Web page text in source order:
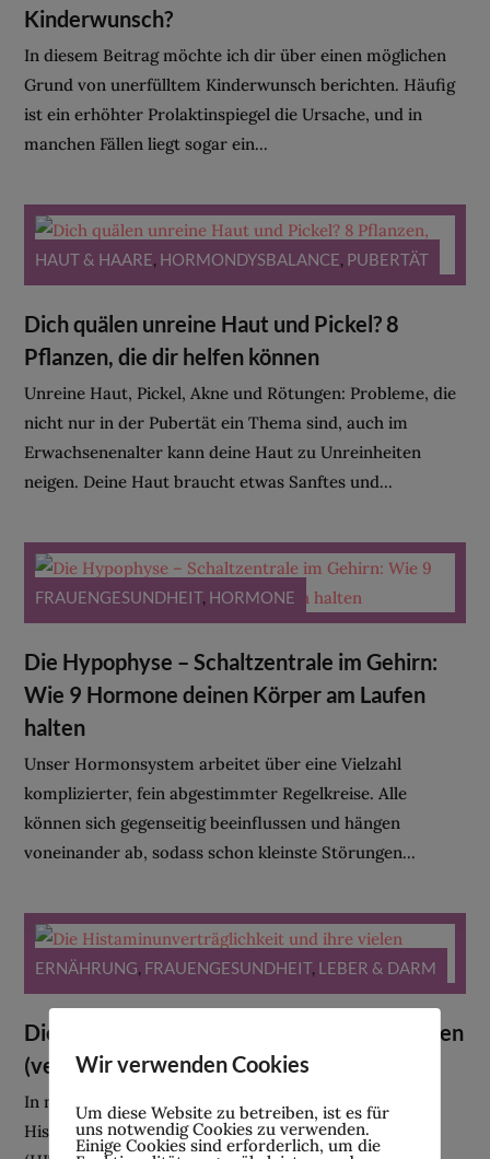
Kinderwunsch?
In diesem Beitrag möchte ich dir über einen möglichen
Grund von unerfülltem Kinderwunsch berichten. Häufig
ist ein erhöhter Prolaktinspiegel die Ursache, und in
manchen Fällen liegt sogar ein...
HAUT & HAARE HORMONDYSBALANCE PUBERTÄT
Dich quälen unreine Haut und Pickel? 8
Pflanzen, die dir helfen können
Unreine Haut, Pickel, Akne und Rötungen: Probleme, die
nicht nur in der Pubertät ein Thema sind, auch im
Erwachsenenalter kann deine Haut zu Unreinheiten
neigen. Deine Haut braucht etwas Sanftes und...
FRAUENGESUNDHEIT, HORMONE
Die Hypophyse – Schaltzentrale im Gehirn:
Wie 9 Hormone deinen Körper am Laufen
halten
Unser Hormonsystem arbeitet über eine Vielzahl
komplizierter, fein abgestimmter Regelkreise. Alle
können sich gegenseitig beeinflussen und hängen
voneinander ab, sodass schon kleinste Störungen...
ERNÄHRUNG FRAUENGESUNDHEIT, LEBER & DARM
Die Histaminunverträglichkeit und ihre vielen
(versteckten) Symptome
In meinem heutigen Beitrag geht es um die
Histaminunverträglichkeit, auch Histaminintoleranz
Wir verwenden Cookies
Um diese Website zu betreiben, ist es für
uns notwendig Cookies zu verwenden.
Einige Cookies sind erforderlich, um die